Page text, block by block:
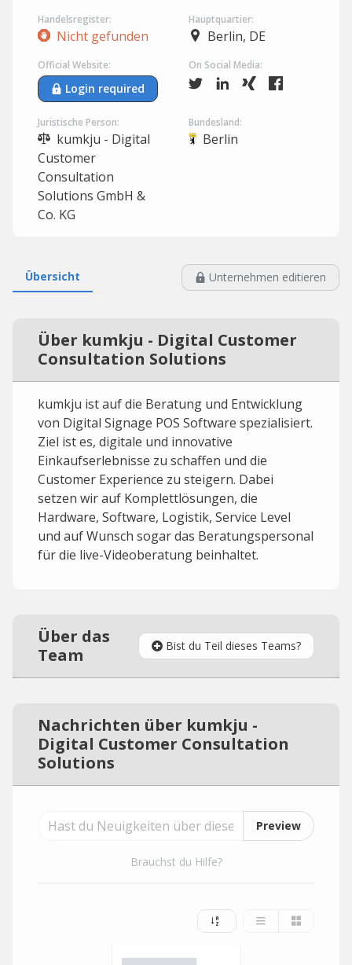
Handelsregister:
Nicht gefunden
Hauptquartier:
Berlin, DE
Official Website:
Login required
On Social Media:
Juristische Person:
kumkju - Digital
Customer
Consultation
Solutions GmbH &
Co. KG
Bundesland:
Berlin
Übersicht Unternehmen editieren
Über kumkju - Digital Customer
Consultation Solutions
kumkju ist auf die Beratung und Entwicklung
von Digital Signage POS Software spezialisiert.
Ziel ist es, digitale und innovative
Einkaufserlebnisse zu schaffen und die
Customer Experience zu steigern. Dabei
setzen wir auf Komplettlösungen, die
Hardware, Software, Logistik, Service Level
und auf Wunsch sogar das Beratungspersonal
für die live-Videoberatung beinhaltet.
Über das
Team
Bist du Teil dieses Teams?
Nachrichten über kumkju -
Digital Customer Consultation
Solutions
Preview
Brauchst du Hilfe?